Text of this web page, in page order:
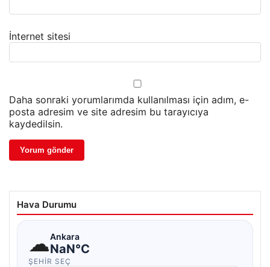
İnternet sitesi
Daha sonraki yorumlarımda kullanılması için adım, e-
posta adresim ve site adresim bu tarayıcıya
kaydedilsin.
Hava Durumu
☁Ankara
NaN°C
ŞEHIR SEÇ